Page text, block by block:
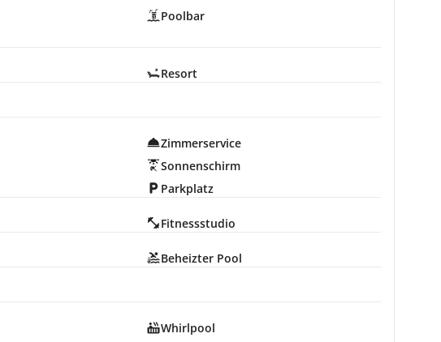
Poolbar
Resort
Zimmerservice
Sonnenschirm
Parkplatz
Fitnessstudio
Beheizter Pool
Whirlpool